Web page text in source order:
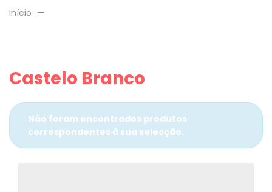
Início
Castelo Branco
Não foram encontrados produtos
correspondentes à sua selecção.